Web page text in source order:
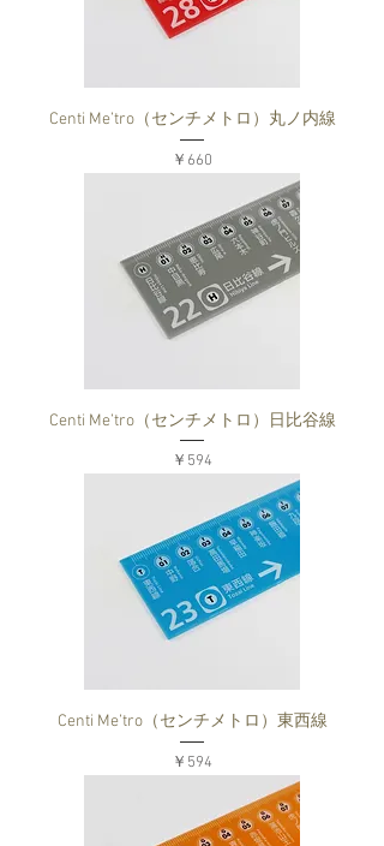
Centi Me’tro（センチメトロ）丸ノ内線
価格
￥660
Centi Me’tro（センチメトロ）日比谷線
価格
￥594
Centi Me’tro（センチメトロ）東西線
価格
￥594